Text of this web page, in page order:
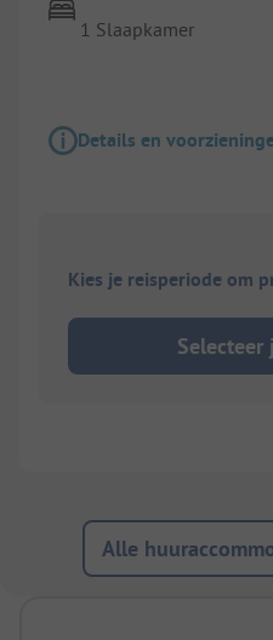
1 Slaapkamer
Details en
Kies je reisperiode om
Selecteer
Alle